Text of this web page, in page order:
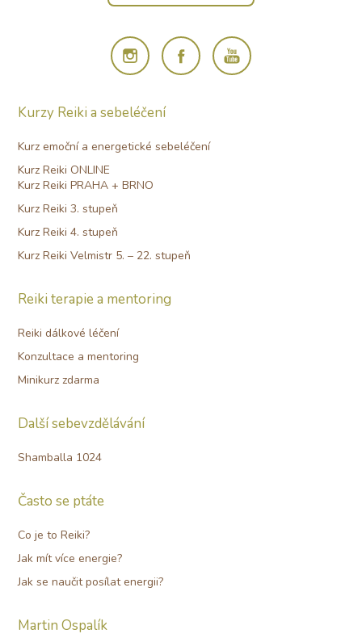
Kurzy Reiki a sebeléčení
Kurz emoční a energetické sebeléčení
Kurz Reiki ONLINE
Kurz Reiki PRAHA + BRNO
Kurz Reiki 3. stupeň
Kurz Reiki 4. stupeň
Kurz Reiki Velmistr 5. – 22. stupeň
Reiki terapie a mentoring
Reiki dálkové léčení
Konzultace a mentoring
Minikurz zdarma
Další sebevzdělávání
Shamballa 1024
Často se ptáte
Co je to Reiki?
Jak mít více energie?
Jak se naučit posílat energii?
Martin Ospalík